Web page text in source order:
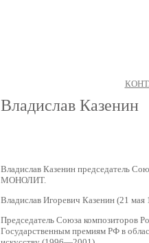
Владислав Казенин
Владислав Казенин председатель
МОНОЛИТ.
Владислав Игоревич Казенин (21
Председатель Союза композиторов
Государственным премиям РФ в